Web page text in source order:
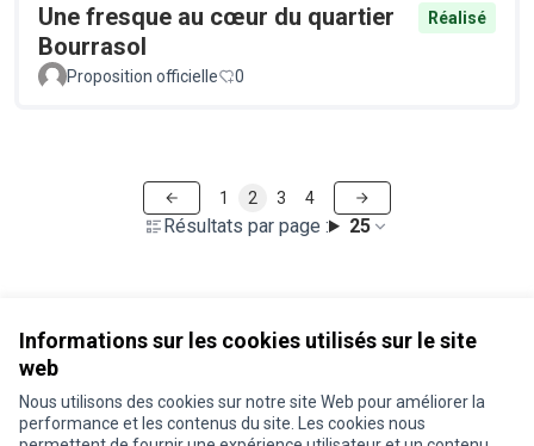
Informations sur les cookies utilisés sur le site
web
Nous utilisons des cookies sur notre site Web pour améliorer la
performance et les contenus du site. Les cookies nous
Une fresque au cœur du quartier
Bourrasol
Réalisé
Proposition officielle 0
Résultats par page : 25
1 2 3 4
Conditions d'utilisation
Paramètres des cookies